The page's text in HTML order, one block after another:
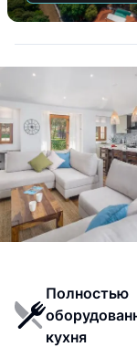
Полностью
кухня